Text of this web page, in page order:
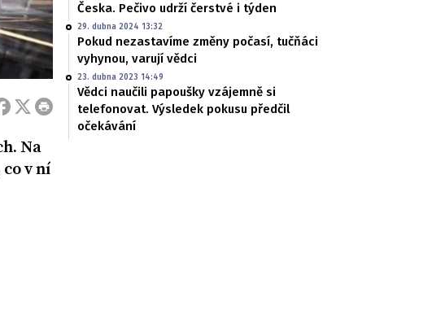
Na
v ní
Česka. Pečivo udrží čerstvé i týden
29. dubna 2024 13:32
Pokud nezastavíme změny počasí, tučňáci
vyhynou, varují vědci
23. dubna 2023 14:49
Vědci naučili papoušky vzájemně si
telefonovat. Výsledek pokusu předčil
očekávání